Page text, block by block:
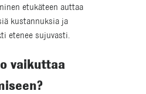
etukäteen auttaa
kustannuksia ja
etenee sujuvasti.
vaikuttaa